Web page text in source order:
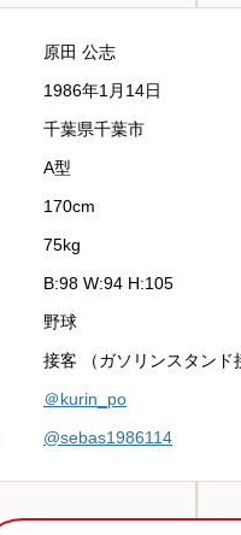
原田 公志
1986年1月14日
千葉県千葉市
A型
170cm
75kg
B:98 W:94 H:105
野球
接客 （ガソリンスタンド
＠kurin_po
@sebas1986114